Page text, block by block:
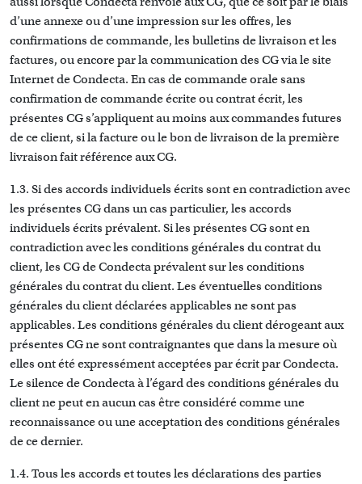
d’une annexe ou d’une impression sur les offres, les
confirmations de commande, les bulletins de livraison et les
factures, ou encore par la communication des CG via le site
Internet de Condecta. En cas de commande orale sans
confirmation de commande écrite ou contrat écrit, les
présentes CG s’appliquent au moins aux commandes futures
de ce client, si la facture ou le bon de livraison de la première
livraison fait référence aux CG.
1.3. Si des accords individuels écrits sont en contradiction avec
les présentes CG dans un cas particulier, les accords
individuels écrits prévalent. Si les présentes CG sont en
contradiction avec les conditions générales du contrat du
client, les CG de Condecta prévalent sur les conditions
générales du contrat du client. Les éventuelles conditions
générales du client déclarées applicables ne sont pas
applicables. Les conditions générales du client dérogeant aux
présentes CG ne sont contraignantes que dans la mesure où
elles ont été expressément acceptées par écrit par Condecta.
Le silence de Condecta à l’égard des conditions générales du
client ne peut en aucun cas être considéré comme une
reconnaissance ou une acceptation des conditions générales
de ce dernier.
1.4. Tous les accords et toutes les déclarations des parties